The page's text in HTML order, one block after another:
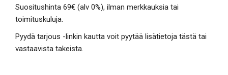
Suositushinta 69€ (alv 0%), ilman merkkauksia tai
toimituskuluja.
Pyydä tarjous -linkin kautta voit pyytää lisätietoja tästä tai
vastaavista takeista.